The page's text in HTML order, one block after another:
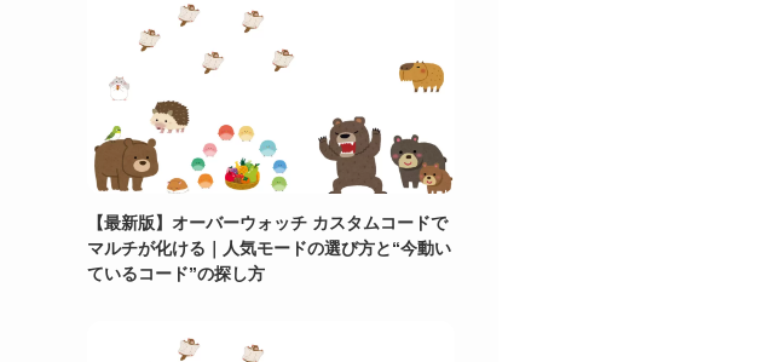
【最新版】オーバーウォッチ カスタムコードで
マルチが化ける｜人気モードの選び方と“今動い
ているコード”の探し方